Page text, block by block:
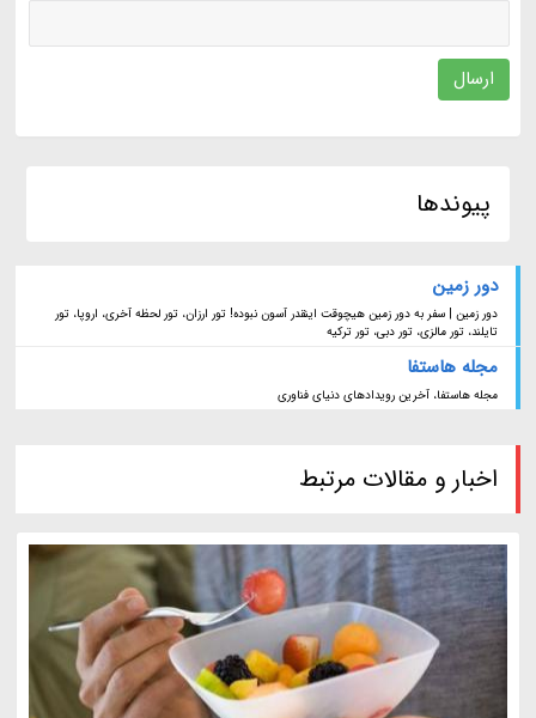
ارسال
پیوندها
دور زمین
دور زمین | سفر به دور زمین هیچوقت اینقدر آسون نبوده! تور ارزان، تور لحظه آخری، اروپا، تور
تایلند، تور مالزی، تور دبی، تور ترکیه
مجله هاستفا
مجله هاستفا، آخرین رویدادهای دنیای فناوری
اخبار و مقالات مرتبط